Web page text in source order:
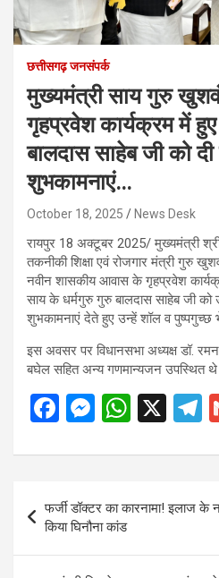
छत्तीसगढ़ जनसंपर्क
मुख्यमंत्री साय गुरु
गृहप्रवेश कार्यक्रम में
बालदास साहेब जी को
शुभकामनाएं…
October 18, 2025 News Desk
रायपुर 18 अक्टूबर 2025/ मुख्यमंत्री
तकनीकी शिक्षा एवं रोजगार मंत्री गुरु
नवीन शासकीय आवास के गृहप्रवेश
साय के धर्मगुरु गुरु बालदास साहेब जी
शुभकामनाएं देते हुए उन्हें शॉल व पुष्पगुच्छ
इस अवसर पर विधानसभा अध्यक्ष डॉ.
बघेल सहित अन्य गणमान्यजन उपस्थित
F
ce
b
o
o
M
se
g
er
W
at
A
p
X
T
e
gr
a
navigation
फर्जी डॉक्टर का कारनामा! इलाज के
किया घिनौना कांड